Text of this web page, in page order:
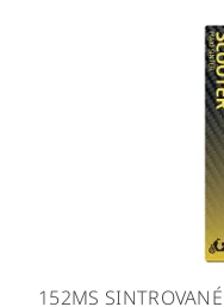
152MS